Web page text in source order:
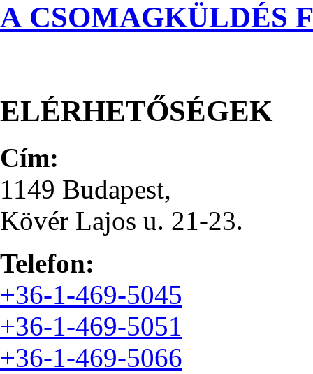
A CSOMAGKÜLDÉS
ELÉRHETŐSÉGEK
Cím:
1149 Budapest,
Kövér Lajos u. 21-23.
Telefon:
+36-1-469-5045
+36-1-469-5051
+36-1-469-5066